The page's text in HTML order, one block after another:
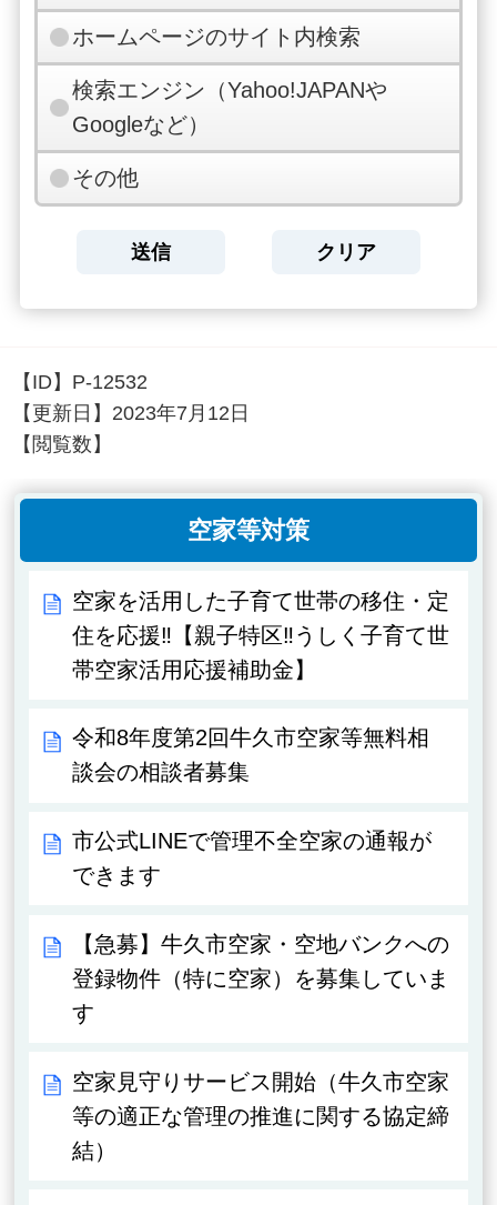
ホームページのサイト内検索
検索エンジン（Yahoo!JAPANや
Googleなど）
その他
【ID】 P-12532
【更新日】 2023年7月12日
【閲覧数】
空家等対策
空家を活用した子育て世帯の移住・定
住を応援‼【親子特区‼うしく子育て世
帯空家活用応援補助金】
令和8年度第2回牛久市空家等無料相
談会の相談者募集
市公式LINEで管理不全空家の通報が
できます
【急募】牛久市空家・空地バンクへの
登録物件（特に空家）を募集していま
す
空家見守りサービス開始（牛久市空家
等の適正な管理の推進に関する協定締
結）